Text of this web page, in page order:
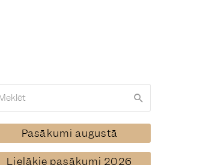
Pasākumi augustā
Lielākie pasākumi 2026